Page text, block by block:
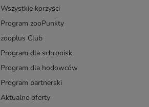
Wszystkie korzyści
Program zooPunkty
zooplus Club
Program dla schronisk
Program dla hodowców
Program partnerski
Aktualne oferty